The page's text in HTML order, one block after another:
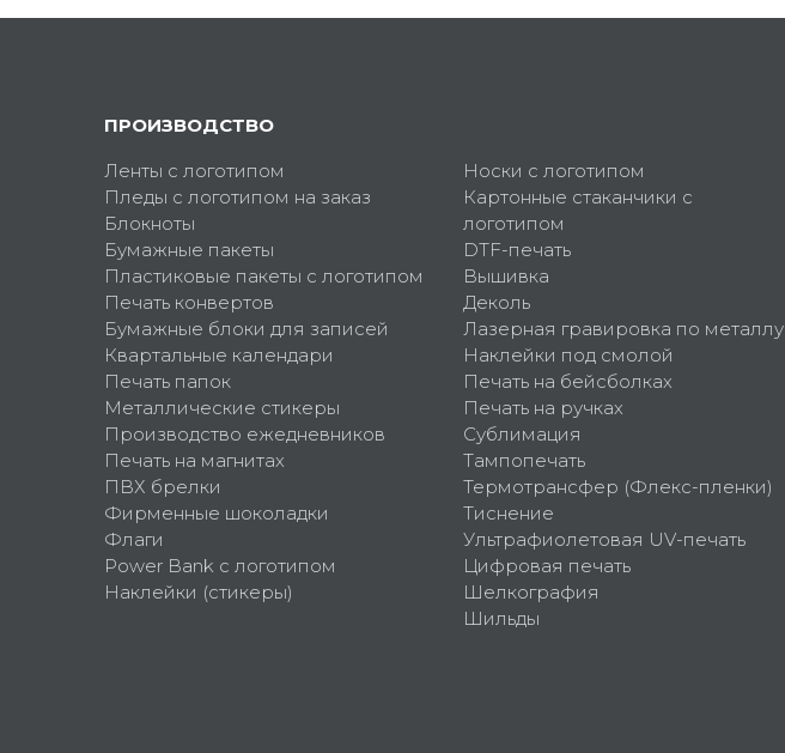
ПРОИЗВОДСТВО
Ленты с логотипом
Пледы с логотипом на заказ
Блокноты
Бумажные пакеты
Пластиковые пакеты с логотипом
Печать конвертов
Бумажные блоки для записей
Квартальные календари
Печать папок
Металлические стикеры
Производство ежедневников
Печать на магнитах
ПВХ брелки
Фирменные шоколадки
Флаги
Power Bank с логотипом
Наклейки (стикеры)
Носки с логотипом
Картонные стаканчики с
логотипом
DTF-печать
Вышивка
Деколь
Лазерная гравировка по металлу
Наклейки под смолой
Печать на бейсболках
Печать на ручках
Сублимация
Тампопечать
Термотрансфер (Флекс-пленки)
Тиснение
Ультрафиолетовая UV-печать
Цифровая печать
Шелкография
Шильды